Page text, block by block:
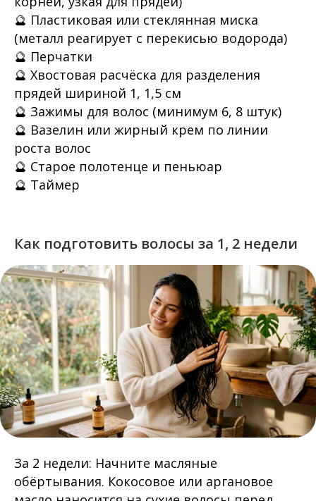
🔮 Пластиковая или стеклянная миска
(металл реагирует с перекисью водорода)
🔮 Перчатки
🔮 Хвостовая расчёска для разделения
прядей шириной 1, 1,5 см
🔮 Зажимы для волос (минимум 6, 8 штук)
🔮 Вазелин или жирный крем по линии
роста волос
🔮 Старое полотенце и пеньюар
🔮 Таймер
Как подготовить волосы за 1, 2 недели
За 2 недели: Начните масляные
обёртывания. Кокосовое или аргановое